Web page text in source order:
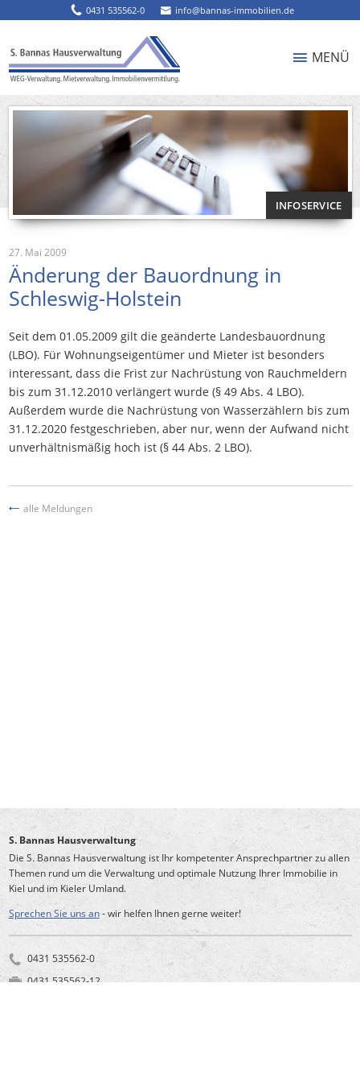
0431 535562-0 info@bannas-immobilien.de
MENÜ
INFOSERVICE
27. Mai 2009
Änderung der Bauordnung in
Schleswig-Holstein
Seit dem 01.05.2009 gilt die geänderte Landesbauordnung
(LBO). Für Wohnungseigentümer und Mieter ist besonders
interessant, dass die Frist zur Nachrüstung von Rauchmeldern
bis zum 31.12.2010 verlängert wurde (§ 49 Abs. 4 LBO).
Außerdem wurde die Nachrüstung von Wasserzählern bis zum
31.12.2020 festgeschrieben, aber nur, wenn der Aufwand nicht
unverhältnismäßig hoch ist (§ 44 Abs. 2 LBO).
alle Meldungen
S. Bannas Hausverwaltung
Die S. Bannas Hausverwaltung ist Ihr kompetenter Ansprechpartner zu allen
Themen rund um die Verwaltung und optimale Nutzung Ihrer Immobilie in
Kiel und im Kieler Umland.
Sprechen Sie uns an- wir helfen Ihnen gerne weiter!
0431 535562-0
0431 535562-12